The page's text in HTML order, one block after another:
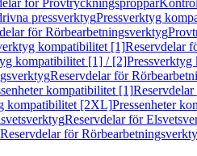
för Provtryckningsproppar
pressverktygPressverktyg
för Rörbearbetningsverktyg
kompatibilitet [1]Reservdelar
kompatibilitet [1] / [2]
Reservdelar för
kompatibilitet [1]
kompatibilitet [2XL]Pressenheter
Reservdelar för
Reservdelar för